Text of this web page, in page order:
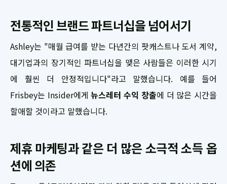
전통적인 브랜드 파트너십을 넘어서기
Ashley는 "매월 급여를 받는 다년간의 팟캐스트나 도서 계약,
대기업과의 장기적인 파트너십을 맺은 사람들은 이러한 시기
에 훨씬 더 안정적입니다"라고 말했습니다. 예를 들어
Frisbey는 Insider에게뉴스레터 수익 창출에 더 많은 시간을
할애할 것이라고 말했습니다.
제휴 마케팅과 같은 더 많은 소극적 소득 옵
션에 의존